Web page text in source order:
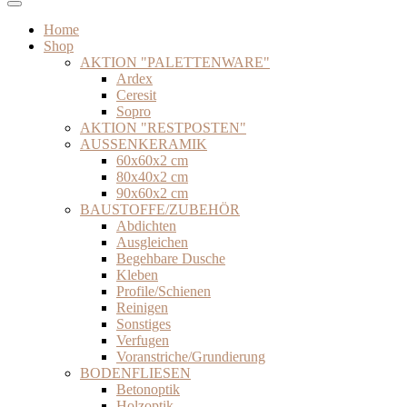
Home
Shop
AKTION "PALETTENWARE"
Ardex
Ceresit
Sopro
AKTION "RESTPOSTEN"
AUSSENKERAMIK
60x60x2 cm
80x40x2 cm
90x60x2 cm
BAUSTOFFE/ZUBEHÖR
Abdichten
Ausgleichen
Begehbare Dusche
Kleben
Profile/Schienen
Reinigen
Sonstiges
Verfugen
Voranstriche/Grundierung
BODENFLIESEN
Betonoptik